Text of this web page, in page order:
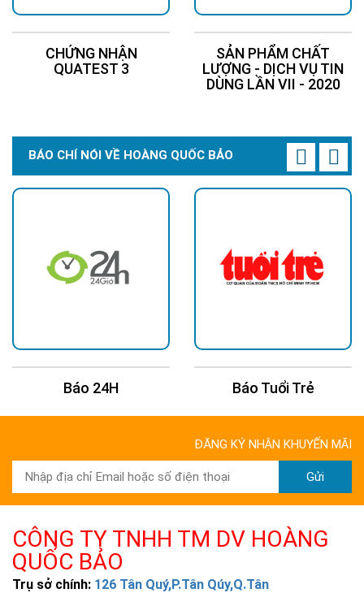
CHỨNG NHẬN
QUATEST 3
SẢN PHẨM CHẤT
LƯỢNG - DỊCH VỤ TIN
DÙNG LẦN VII - 2020
BÁO CHÍ NÓI VỀ HOÀNG QUỐC BẢO
Báo
ĐĂNG KÝ NHẬN KHUYẾN MÃI
Gửi
CÔNG TY TNHH TM DV HOÀNG
QUỐC BẢO
Trụ sở chính: 126 Tân Quý,P.Tân Qúy,Q.Tân